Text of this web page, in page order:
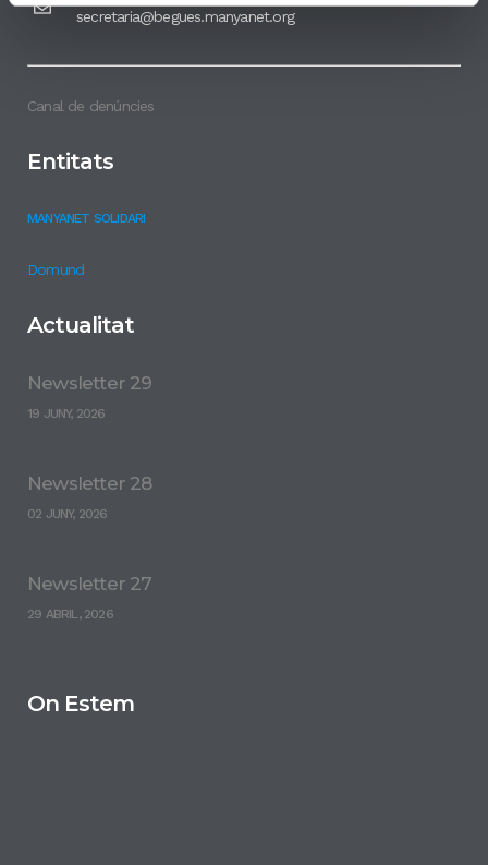
secretaria@begues.manyanet.org
Canal de denúncies
Entitats
MANYANET SOLIDARI
Domund
Actualitat
Newsletter 29
19 JUNY, 2026
Newsletter 28
02 JUNY, 2026
Newsletter 27
29 ABRIL, 2026
On Estem